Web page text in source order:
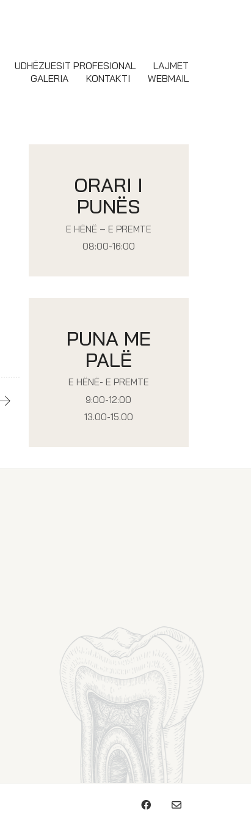
UDHËZUESIT PROFESIONAL
LAJMET
GALERIA
KONTAKTI WEBMAIL
ORARI I
PUNËS
E HËNË – E PREMTE
08:00-16:00
PUNA ME
PALË
E HËNË- E PREMTE
9:00-12:00
13.00-15.00